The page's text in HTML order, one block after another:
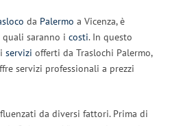
da Palermo a Vicenza, è
saranno i costi. In questo
servizi offerti da Traslochi Palermo,
servizi professionali a prezzi
da diversi fattori. Prima di